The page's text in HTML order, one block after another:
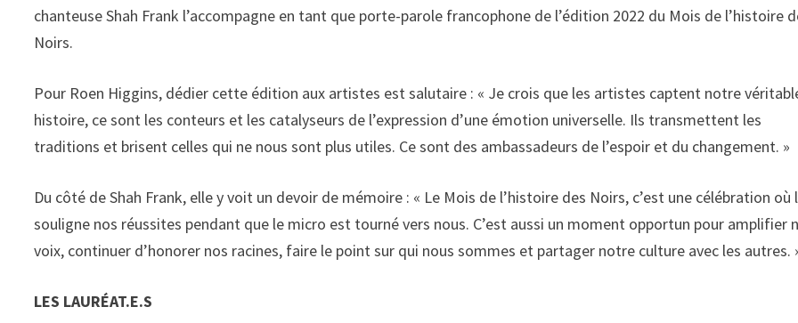
chanteuse Shah Frank l’accompagne en tant que porte-parole francophone de l’édition 2022 du Mois de l’histoire
Noirs.
Pour Roen Higgins, dédier cette édition aux artistes est salutaire : « Je crois que les artistes captent notre
histoire, ce sont les conteurs et les catalyseurs de l’expression d’une émotion universelle. Ils transmettent les
traditions et brisent celles qui ne nous sont plus utiles. Ce sont des ambassadeurs de l’espoir et du changement. »
Du côté de Shah Frank, elle y voit un devoir de mémoire : « Le Mois de l’histoire des Noirs, c’est une célébration où
souligne nos réussites pendant que le micro est tourné vers nous. C’est aussi un moment opportun pour amplifier
voix, continuer d’honorer nos racines, faire le point sur qui nous sommes et partager notre culture avec les autres.
LES LAURÉAT.E.S